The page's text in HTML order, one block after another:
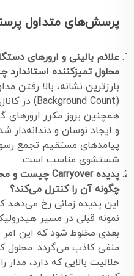
پرسش‌های متداول
علائم بالینی و ارورهای
محلول تمیزکننده
بارزترین نشانه، بالا رفتن
(Background Count) در کانال‌های
و ایجاد نوسان و دندانه‌دار
پیامدهای مستقیم تجمع
شستشوی مناسب است.
چگونه آن را کنترل می‌کند؟
این پدیده زمانی رخ می‌دهد
نمونه قبلی در مسیر
بعدی مخلوط شود که این
منفی کاذب می‌گردد. محلول
حلالیت بالایی که دارد،